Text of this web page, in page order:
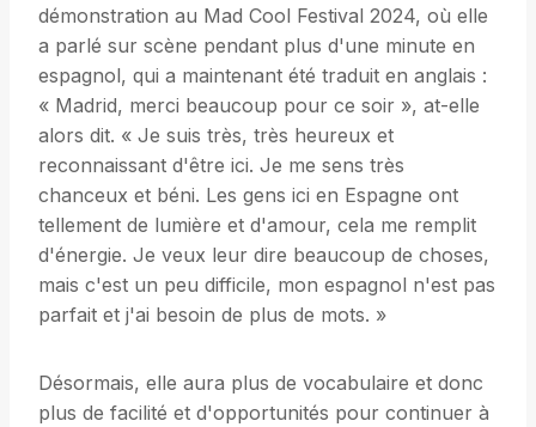
démonstration au Mad Cool Festival 2024, où elle
a parlé sur scène pendant plus d'une minute en
espagnol, qui a maintenant été traduit en anglais :
« Madrid, merci beaucoup pour ce soir », at-elle
alors dit. « Je suis très, très heureux et
reconnaissant d'être ici. Je me sens très
chanceux et béni. Les gens ici en Espagne ont
tellement de lumière et d'amour, cela me remplit
d'énergie. Je veux leur dire beaucoup de choses,
mais c'est un peu difficile, mon espagnol n'est pas
parfait et j'ai besoin de plus de mots. »
Désormais, elle aura plus de vocabulaire et donc
plus de facilité et d'opportunités pour continuer à